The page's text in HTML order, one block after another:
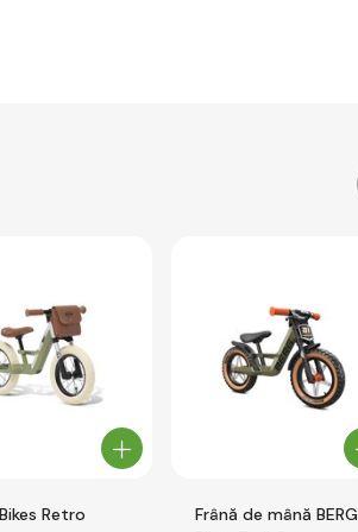
Retro
Frână de mână BERG